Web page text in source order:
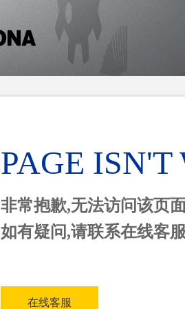
PAGE
非常抱歉,无法访问该页
如有疑问,请联系在线客
在线客服